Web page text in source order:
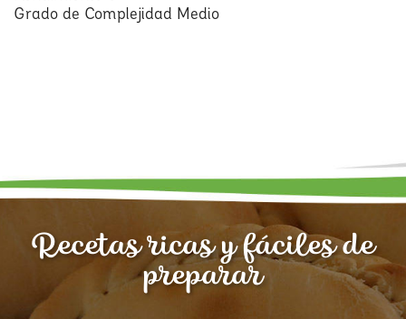
Grado de Complejidad Medio
Recetas ricas y fáciles de
preparar